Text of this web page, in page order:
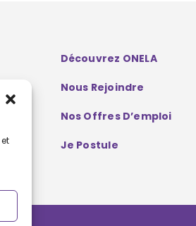
Découvrez ONELA
Nous Rejoindre
Nos Offres D’emploi
Je Postule